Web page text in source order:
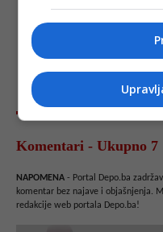
Komentari - Ukupno 7
NAPOMENA - Portal Depo.ba
komentar bez najave i objašnjenja.
redakcije web portala Depo.ba!